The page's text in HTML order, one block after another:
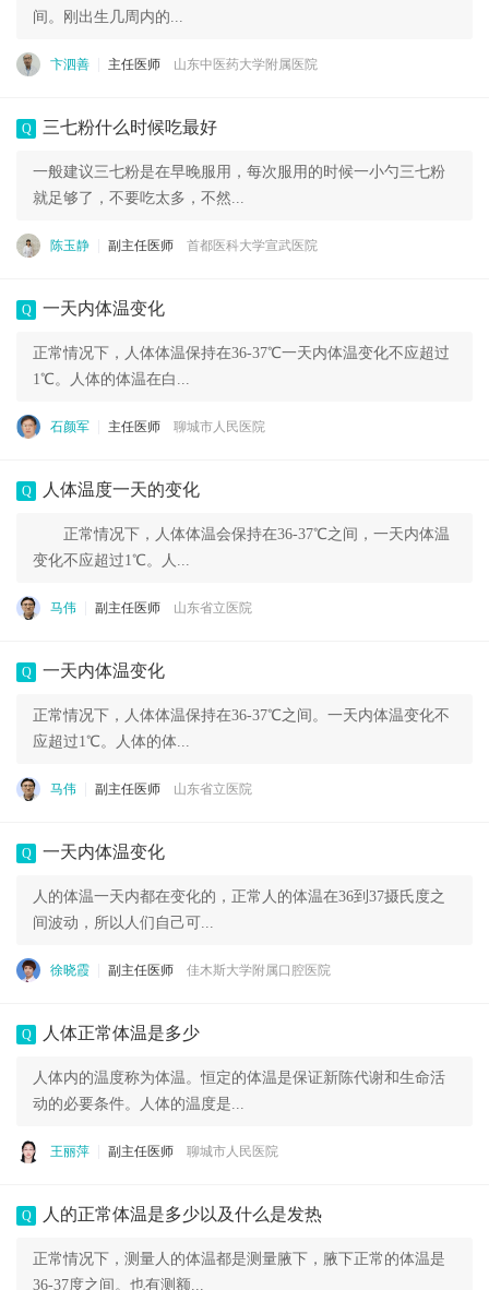
间。刚出生几周内的...
卞泗善 主任医师 山东中医药大学附属医院
Q 三七粉什么时候吃最好
一般建议三七粉是在早晚服用，每次服用的时候一小勺三七粉
就足够了，不要吃太多，不然...
陈玉静 副主任医师 首都医科大学宣武医院
Q 一天内体温变化
正常情况下，人体体温保持在36-37℃一天内体温变化不应超过
1℃。人体的体温在白...
石颜军 主任医师 聊城市人民医院
Q 人体温度一天的变化
正常情况下，人体体温会保持在36-37℃之间，一天内体温
变化不应超过1℃。人...
马伟 副主任医师 山东省立医院
Q 一天内体温变化
正常情况下，人体体温保持在36-37℃之间。一天内体温变化不
应超过1℃。人体的体...
马伟 副主任医师 山东省立医院
Q 一天内体温变化
人的体温一天内都在变化的，正常人的体温在36到37摄氏度之
间波动，所以人们自己可...
徐晓霞 副主任医师 佳木斯大学附属口腔医院
Q 人体正常体温是多少
人体内的温度称为体温。恒定的体温是保证新陈代谢和生命活
动的必要条件。人体的温度是...
王丽萍 副主任医师 聊城市人民医院
Q 人的正常体温是多少以及什么是发热
正常情况下，测量人的体温都是测量腋下，腋下正常的体温是
36-37度之间。也有测额...